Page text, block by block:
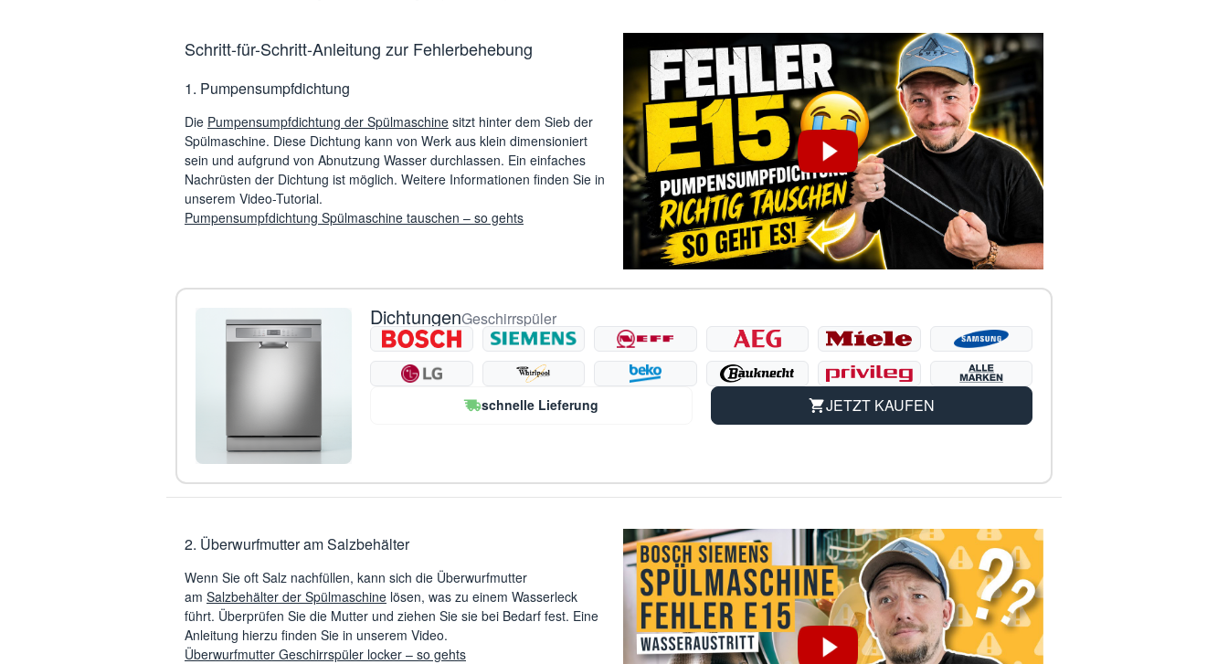
Schritt-für-Schritt-Anleitung zur Fehlerbehebung
1. Pumpensumpfdichtung
Die Pumpensumpfdichtung der Spülmaschine sitzt hinter dem Sieb der
Spülmaschine. Diese Dichtung kann von Werk aus klein dimensioniert
sein und aufgrund von Abnutzung Wasser durchlassen. Ein einfaches
Nachrüsten der Dichtung ist möglich. Weitere Informationen finden Sie in
unserem Video-Tutorial.
Pumpensumpfdichtung Spülmaschine tauschen – so gehts
DichtungenGeschirrspüler
schnelle Lieferung JETZT KAUFEN
2. Überwurfmutter am Salzbehälter
Wenn Sie oft Salz nachfüllen, kann sich die Überwurfmutter
am Salzbehälter der Spülmaschine lösen, was zu einem Wasserleck
führt. Überprüfen Sie die Mutter und ziehen Sie sie bei Bedarf fest. Eine
Anleitung hierzu finden Sie in unserem Video.
Überwurfmutter Geschirrspüler locker – so gehts